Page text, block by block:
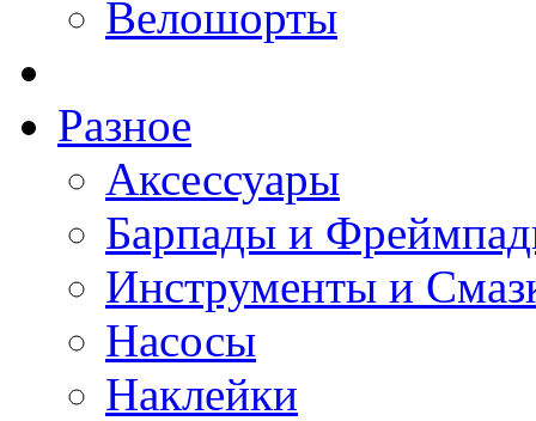
Велошорты
Разное
Аксессуары
Барпады и
Инструменты и
Насосы
Наклейки